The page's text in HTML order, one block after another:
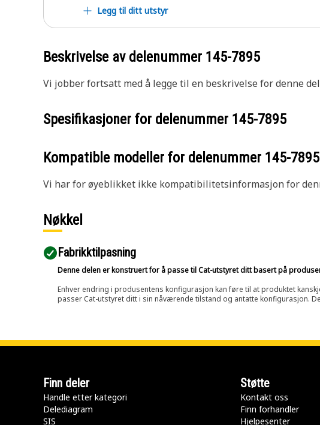
Legg til ditt utstyr
Beskrivelse av delenummer 145-7895
Vi jobber fortsatt med å legge til en beskrivelse for denne
Spesifikasjoner for delenummer 145-7895
Kompatible modeller for delenummer 145-7895
Vi har for øyeblikket ikke kompatibilitetsinformasjon for
Nøkkel
Fabrikktilpasning
Denne delen er konstruert for å passe til Cat-utstyret ditt basert på
Enhver endring i produsentens konfigurasjon kan føre til at produktet
passer Cat-utstyret ditt i sin nåværende tilstand og antatte konfigurasjon.
Finn deler
Handle etter kategori
Delediagram
SIS
Støtte
Kontakt oss
Finn forhandler
Hjelpesenter